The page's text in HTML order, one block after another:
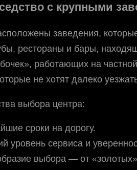
с крупными
заведения,
рестораны и бары,
работающих на
не хотят далеко
выбора центра:
сроки на дорогу.
уровень сервиса и
выбора — от